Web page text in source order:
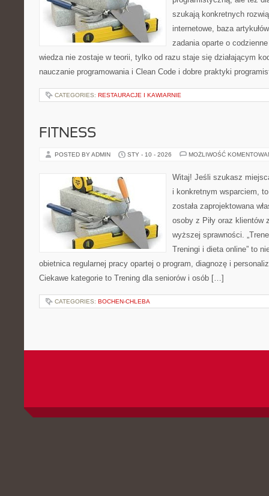
szukają konkretnych
internetowe, baza
zadania oparte o
wiedza nie zostaje w teorii, tylko od razu staje się działającym
nauczanie programowania i Clean Code i dobre praktyki
CATEGORIES: RESTAURACJE I KAWIARNIE
FITNESS
POSTED BY ADMIN STY - 10 - 2026 MOŻLIWOŚĆ
Witaj! Jeśli szukasz
i konkretnym wsparciem,
została zaprojektowana
osoby z Piły oraz klientów
wyższej sprawności.
Treningi i dieta online” to
obietnica regularnej pracy opartej o program, diagnozę i
Ciekawe kategorie to Trening dla seniorów i osób […]
CATEGORIES: BOCHEN-CHLEBA